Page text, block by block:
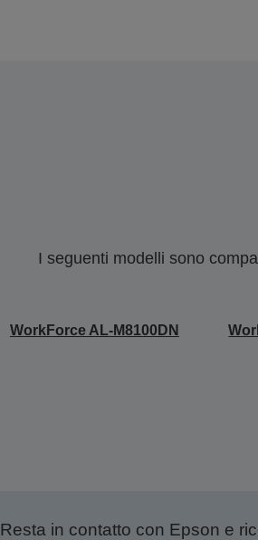
I seguenti modelli sono
WorkForce AL-M8100DN
Resta in contatto con Epson e